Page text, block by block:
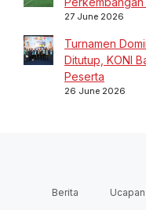
27 June 2026
Turnamen
Ditutup, KONI
Peserta
26 June 2026
Berita Ucapan